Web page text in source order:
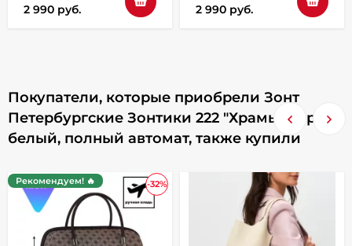
2 990 руб. 2 990 руб.
Покупатели, которые приобрели Зонт
Петербургские Зонтики 222 "Храмы" чёрно-
белый, полный автомат, также купили
-32%
Рекомендуем! 🔥